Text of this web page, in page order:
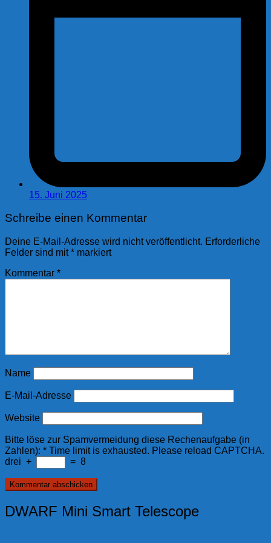
15. Juni 2025
Schreibe einen Kommentar
Deine E-Mail-Adresse wird nicht veröffentlicht. Erforderliche
Felder sind mit* markiert
Kommentar *
Name
E-Mail-Adresse
Website
Bitte löse zur Spamvermeidung diese Rechenaufgabe (in
Zahlen): * Time limit is exhausted. Please reload CAPTCHA.
drei + = 8
DWARF Mini Smart Telescope